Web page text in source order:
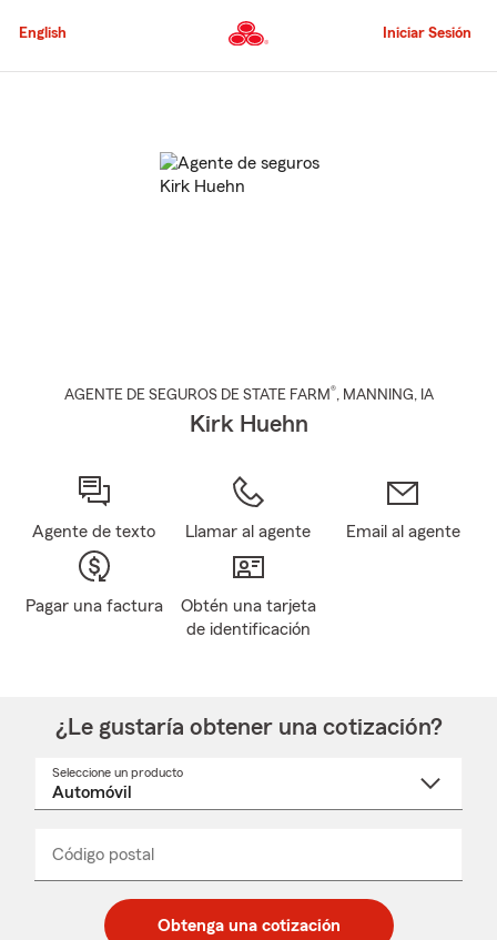
al
principal
English Iniciar Sesión
AGENTE DE SEGUROS DE STATE FARM®, MANNING, IA
Kirk Huehn
Agente de texto Llamar al agente Email al agente
Pagar una factura
Obtén una tarjeta
de identificación
¿Le gustaría obtener una cotización?
Seleccione un producto
desplegable
Código postal
de
de
_____
Obtenga una cotización